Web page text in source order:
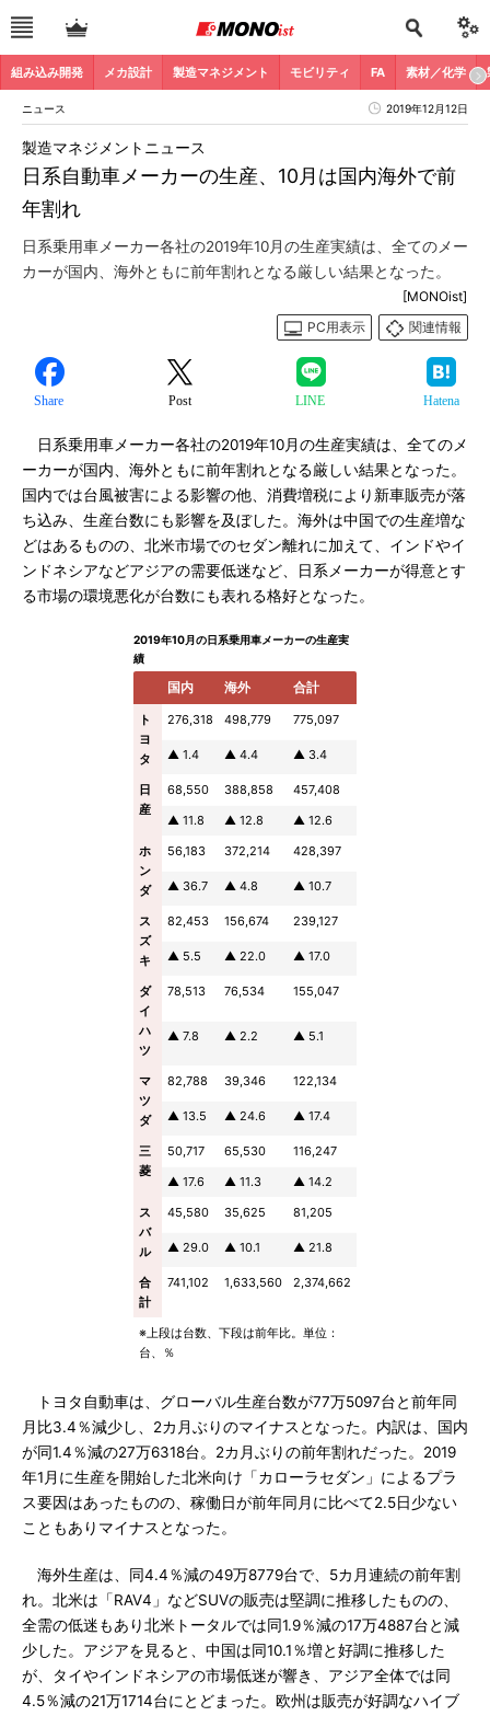
組み込み開発 メカ設計 製造マネジメント モビリティ FA 素材／化学
ニュース 2019年12月12日
日系自動車メーカーの生産、10月は国内海外で前
年割れ
製造マネジメントニュース
日系乗用車メーカー各社の2019年10月の生産実績は、全てのメー
カーが国内、海外ともに前年割れとなる厳しい結果となった。
[MONOist]
PC用表示
関連情報
Share Post LINE Hatena
日系乗用車メーカー各社の2019年10月の生産実績は、全てのメ
ーカーが国内、海外ともに前年割れとなる厳しい結果となった。
国内では台風被害による影響の他、消費増税により新車販売が落
ち込み、生産台数にも影響を及ぼした。海外は中国での生産増な
どはあるものの、北米市場でのセダン離れに加えて、インドやイ
ンドネシアなどアジアの需要低迷など、日系メーカーが得意とす
る市場の環境悪化が台数にも表れる格好となった。
2019年10月の日系乗用車メーカーの生産実
績
国内 海外 合計
ト
ヨ
タ
276,318 498,779 775,097
▲ 1.4 ▲ 4.4 ▲ 3.4
日
産
68,550 388,858
457,408
▲ 11.8
▲ 12.8
▲ 12.6
ホ
ン
ダ
56,183 372,214 428,397
▲ 36.7 ▲ 4.8 ▲ 10.7
ス
ズ
キ
82,453 156,674 239,127
▲ 5.5 ▲ 22.0 ▲ 17.0
ダ
イ
ハ
ツ
78,513 76,534 155,047
▲ 7.8 ▲ 2.2 ▲ 5.1
マ
ツ
ダ
82,788 39,346 122,134
▲ 13.5 ▲ 24.6 ▲ 17.4
三
菱
50,717 65,530
116,247
▲ 17.6
▲ 11.3
▲ 14.2
ス
バ
ル
45,580 35,625 81,205
▲ 29.0 ▲ 10.1 ▲ 21.8
合
計
741,102 1,633,560 2,374,662
※上段は台数、下段は前年比。単位：
台、％
トヨタ自動車は、グローバル生産台数が77万5097台と前年同
月比3.4％減少し、2カ月ぶりのマイナスとなった。内訳は、国内
が同1.4％減の27万6318台。2カ月ぶりの前年割れだった。2019
年1月に生産を開始した北米向け「カローラセダン」によるプラ
ス要因はあったものの、稼働日が前年同月に比べて2.5日少ない
こともありマイナスとなった。
海外生産は、同4.4％減の49万8779台で、5カ月連続の前年割
れ。北米は「RAV4」などSUVの販売は堅調に推移したものの、
全需の低迷もあり北米トータルでは同1.9％減の17万4887台と減
少した。アジアを見ると、中国は同10.1％増と好調に推移した
が、タイやインドネシアの市場低迷が響き、アジア全体では同
4.5％減の21万1714台にとどまった。欧州は販売が好調なハイブ